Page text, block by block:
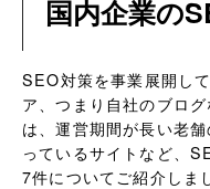
国内企業の
SEO対策を事業展開し
ア、つまり自社のブロ
は、運営期間が長い老
っているサイトなど、
7件についてご紹介しま